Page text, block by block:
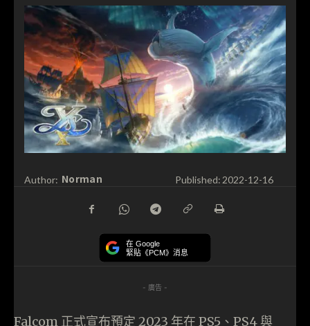
Author: Norman Published: 2022-12-16
在 Google
緊貼《PCM》消息
- 廣告 -
Falcom 正式宣布預定 2023 年在 PS5、PS4 與